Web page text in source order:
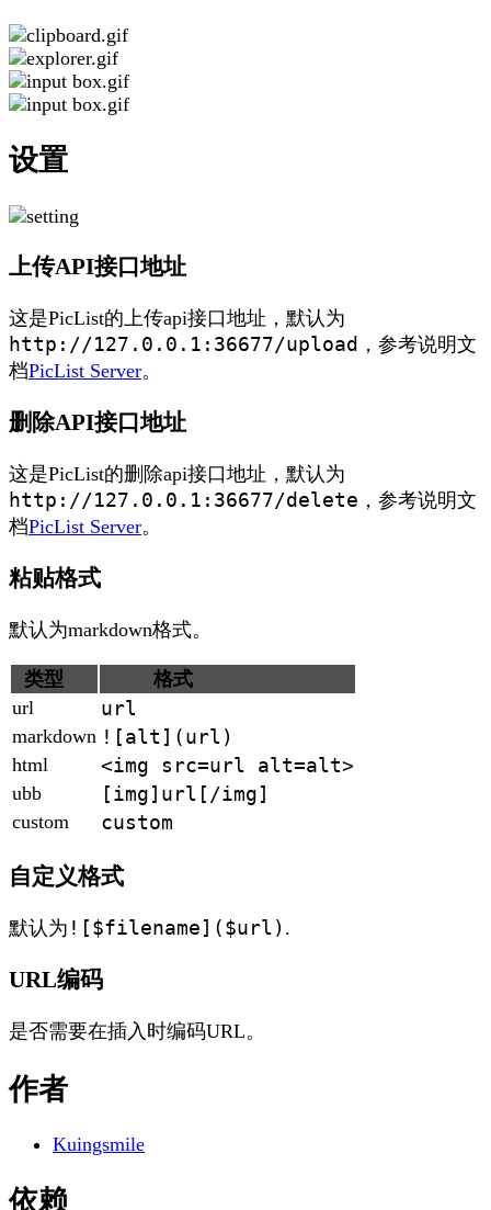
设置
上传API接口地址
这是PicList的上传api接口地址，默认为
http://127.0.0.1:36677/upload ，参考说明文
档PicList Server。
删除API接口地址
这是PicList的删除api接口地址，默认为
http://127.0.0.1:36677/delete ，参考说明文
档PicList Server。
粘贴格式
默认为markdown格式。
类型
格式
url
url
markdown ![alt](url)
html <img src=url alt=alt>
ubb [img]url[/img]
custom custom
自定义格式
默认为 ![$filename]($url) .
URL编码
是否需要在插入时编码URL。
作者
Kuingsmile
依赖